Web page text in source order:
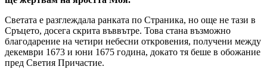
Светата е разглеждала ранката по Страника, но още не тази в
Сръцето, досега скрита въввътре. Това стана възможно
благодарение на четири небесни откровения, получени между
декември 1673 и юни 1675 година, докато тя беше в обожание
пред Светия Причастие.